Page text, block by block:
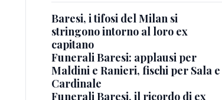
Baresi, i tifosi del Milan si
stringono intorno al loro ex
capitano
Funerali Baresi: applausi per
Maldini e Ranieri, fischi per Sala e
Cardinale
Funerali Baresi, il ricordo di ex